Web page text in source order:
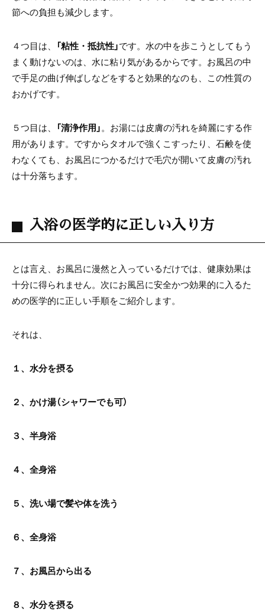
節への負担も減少します。
４つ目は、 「粘性・抵抗性」です。水の中を歩こうとしてもう
まく動けないのは、水に粘り気があるからです。お風呂の中
で手足の曲げ伸ばしなどをすると効果的なのも、この性質の
おかげです。
５つ目は、 「清浄作用」。お湯には皮膚の汚れを綺麗にする作
用があります。ですからタオルで強くこすったり、石鹸を使
わなくても、お風呂につかるだけで毛穴が開いて皮膚の汚れ
は十分落ちます。
入浴の医学的に正しい入り方
とは言え、お風呂に漫然と入っているだけでは、健康効果は
十分に得られません。次にお風呂に安全かつ効果的に入るた
めの医学的に正しい手順をご紹介します。
それは、
１、水分を摂る
２、かけ湯（シャワーでも可）
３、半身浴
４、全身浴
５、洗い場で髪や体を洗う
６、全身浴
７、お風呂から出る
８、水分を摂る